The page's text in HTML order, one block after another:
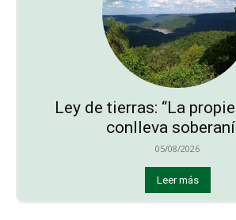
Ley de tierras: “La
conlleva
05/08/2026
Leer más